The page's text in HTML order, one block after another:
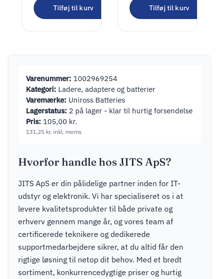
Tilføj til kurv Tilføj til kurv
Varenummer: 1002969254
Kategori: Ladere, adaptere og batterier
Varemærke: Uniross Batteries
Lagerstatus: 2 på lager - klar til hurtig forsendelse
Pris: 105,00 kr.
131,25 kr. inkl. moms
Hvorfor handle hos JITS ApS?
JITS ApS er din pålidelige partner inden for IT-
udstyr og elektronik. Vi har specialiseret os i at
levere kvalitetsprodukter til både private og
erhverv gennem mange år, og vores team af
certificerede teknikere og dedikerede
supportmedarbejdere sikrer, at du altid får den
rigtige løsning til netop dit behov. Med et bredt
sortiment, konkurrencedygtige priser og hurtig